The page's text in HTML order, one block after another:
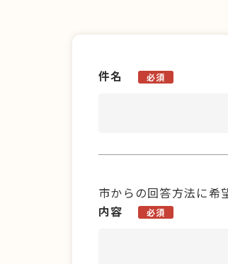
件名 必須
市からの回答方法に希
内容
必須